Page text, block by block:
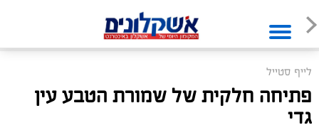
לייף סטייל
פתיחה חלקית של שמורת הטבע עין
גדי